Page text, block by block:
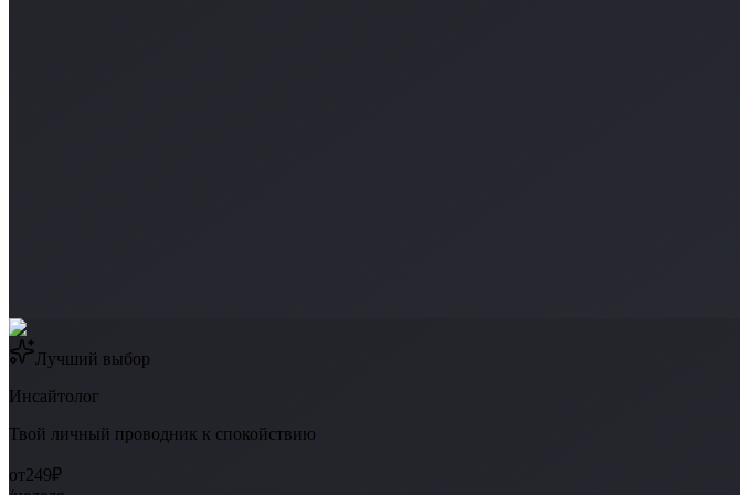
Лучший выбор
Инсайтолог
Твой личный проводник к спокойствию
от249₽